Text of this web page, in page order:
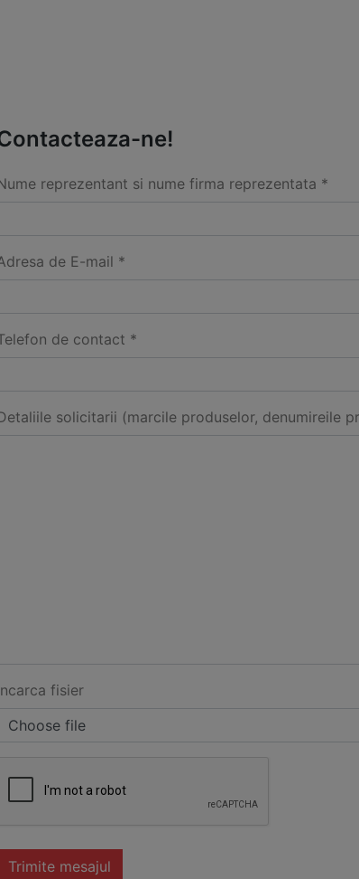
ne!
reprezentant si nume firma reprezentata *
de E-mail *
de contact *
solicitarii (marcile produselor, denumireile
fisier
Choose file
Trimite mesajul